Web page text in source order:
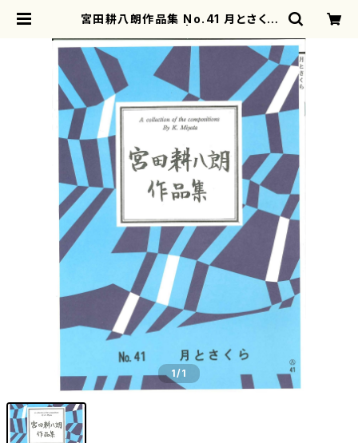
宮田耕八朗作品集 No.41 月とさくら
1/1